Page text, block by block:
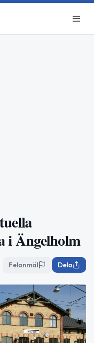
i Ängelholm
Felanmäl Dela